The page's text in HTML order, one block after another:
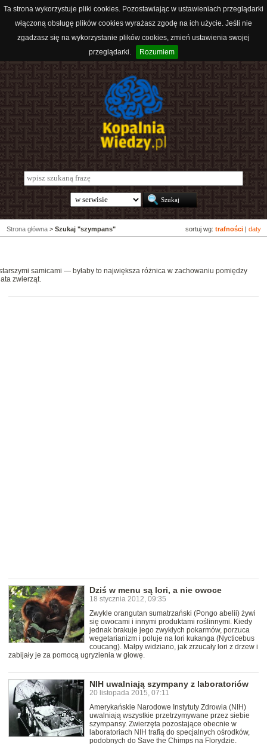
Ta strona wykorzystuje pliki cookies. Pozostawiając w ustawieniach przeglądarki
włączoną obsługę plików cookies wyrażasz zgodę na ich użycie. Jeśli nie
zgadzasz się na wykorzystanie plików cookies, zmień ustawienia swojej
przeglądarki.
Rozumiem
sortuj wg: trafności daty
Strona główna > Szukaj "szympans"
samicami — byłaby to największa różnica w zachowaniu pomiędzy
zwierząt.
Dziś w menu są lori, a nie owoce
18 stycznia 2012, 09:35
Zwykle orangutan sumatrzański (Pongo abelii) żywi
się owocami i innymi produktami roślinnymi. Kiedy
jednak brakuje jego zwykłych pokarmów, porzuca
wegetarianizm i poluje na lori kukanga (Nycticebus
coucang). Małpy widziano, jak zrzucały lori z drzew i
zabijały je za pomocą ugryzienia w głowę.
NIH uwalniają szympany z laboratoriów
20 listopada 2015, 07:11
Amerykańskie Narodowe Instytuty Zdrowia (NIH)
uwalniają wszystkie przetrzymywane przez siebie
szympansy. Zwierzęta pozostające obecnie w
laboratoriach NIH trafią do specjalnych ośrodków,
podobnych do Save the Chimps na Florydzie.